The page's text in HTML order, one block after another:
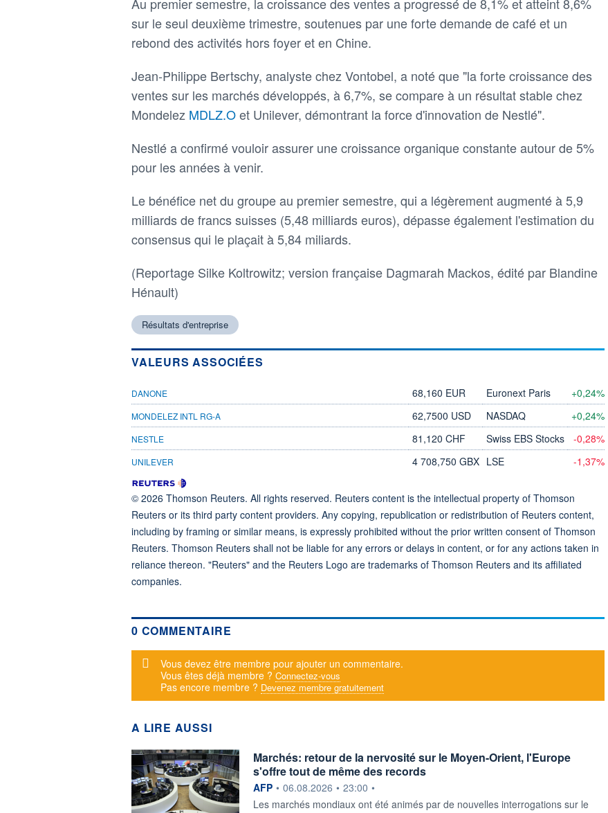
sur le seul deuxième trimestre, soutenues par une forte demande de café et un
rebond des activités hors foyer et en Chine.
Jean-Philippe Bertschy, analyste chez Vontobel, a noté que "la forte croissance des
ventes sur les marchés développés, à 6,7%, se compare à un résultat stable chez
Mondelez MDLZ.Oet Unilever, démontrant la force d'innovation de Nestlé".
Nestlé a confirmé vouloir assurer une croissance organique constante autour de 5%
pour les années à venir.
Le bénéfice net du groupe au premier semestre, qui a légèrement augmenté à 5,9
milliards de francs suisses (5,48 milliards euros), dépasse également l'estimation du
consensus qui le plaçait à 5,84 miliards.
(Reportage Silke Koltrowitz; version française Dagmarah Mackos, édité par Blandine
Hénault)
Résultats d'entreprise
VALEURS ASSOCIÉES
DANONE 68,160 EUR Euronext Paris +0,24%
MONDELEZ INTL RG-A 62,7500 USD NASDAQ +0,24%
NESTLE 81,120 CHF Swiss EBS Stocks -0,28%
UNILEVER 4 708,750 GBX LSE -1,37%
© 2026 Thomson Reuters. All rights reserved. Reuters content is the intellectual property of Thomson
Reuters or its third party content providers. Any copying, republication or redistribution of Reuters content,
including by framing or similar means, is expressly prohibited without the prior written consent of Thomson
Reuters. Thomson Reuters shall not be liable for any errors or delays in content, or for any actions taken in
reliance thereon. "Reuters" and the Reuters Logo are trademarks of Thomson Reuters and its affiliated
companies.
0 COMMENTAIRE
Message d'alerte
Vous devez être membre pour ajouter un commentaire.
Vous êtes déjà membre ? Connectez-vous
Pas encore membre ? Devenez membre gratuitement
A LIRE AUSSI
Marchés: retour de la nervosité sur le Moyen-Orient, l'Europe
s'offre tout de même des records
information fournie par
AFP • 06.08.2026 • 23:00 •
Les marchés mondiaux ont été animés par de nouvelles interrogations sur le